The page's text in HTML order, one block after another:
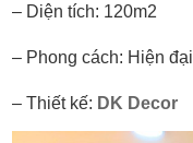
– Diện tích: 120m2
– Phong cách: Hiện đại
– Thiết kế: DK Decor